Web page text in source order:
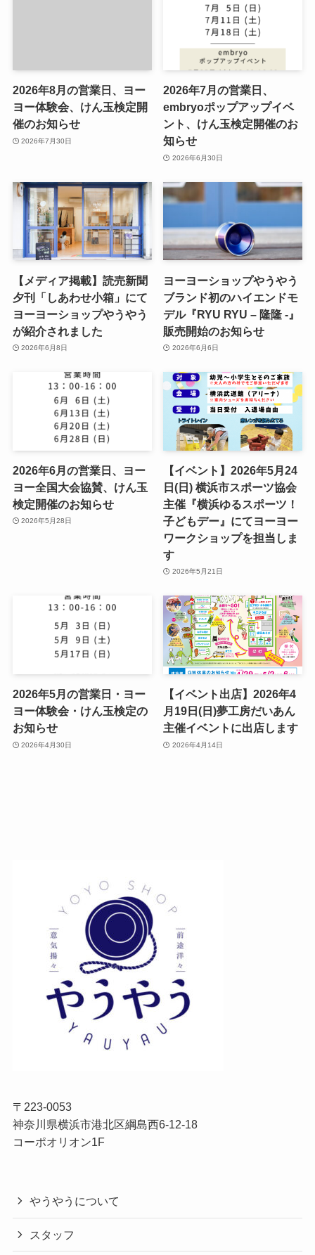
2026年8月の営業日、ヨー
ヨー体験会、けん玉検定開
催のお知らせ
2026年7月30日
2026年7月の営業日、
embryoポップアップイベ
ント、けん玉検定開催のお
知らせ
2026年6月30日
【メディア掲載】読売新聞
夕刊「しあわせ小箱」にて
ヨーヨーショップやうやう
が紹介されました
2026年6月8日
ヨーヨーショップやうやう
ブランド初のハイエンドモ
デル『RYU RYU – 隆隆 -』
販売開始のお知らせ
2026年6月6日
2026年6月の営業日、ヨー
ヨー全国大会協賛、けん玉
検定開催のお知らせ
2026年5月28日
【イベント】2026年5月24
日(日) 横浜市スポーツ協会
主催『横浜ゆるスポーツ！
子どもデー』にてヨーヨー
ワークショップを担当しま
す
2026年5月21日
2026年5月の営業日・ヨー
ヨー体験会・けん玉検定の
お知らせ
2026年4月30日
【イベント出店】2026年4
月19日(日)夢工房だいあん
主催イベントに出店します
2026年4月14日
〒223-0053
神奈川県横浜市港北区綱島西6-12-18
コーポオリオン1F
やうやうについて
スタッフ